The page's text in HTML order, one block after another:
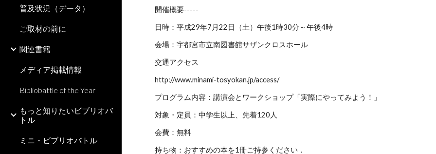
普及状況（データ）
ご取材の前に
関連書籍
メディア掲載情報
Bibliobattle of the Year
もっと知りたいビブリオバ
トル
ミニ・ビブリオバトル
開催概要-----
日時：平成29年7月22日（土）午後1時30分～午後4時
会場：宇都宮市立南図書館サザンクロスホール
交通アクセス
http://www.minami-tosyokan.jp/access/
プログラム内容：講演会とワークショップ「実際にやってみよう！」
対象・定員：中学生以上、先着120人
会費：無料
持ち物：おすすめの本を1冊ご持参ください．